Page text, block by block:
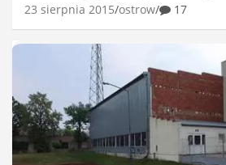
23 sierpnia 2015 ostrow 17